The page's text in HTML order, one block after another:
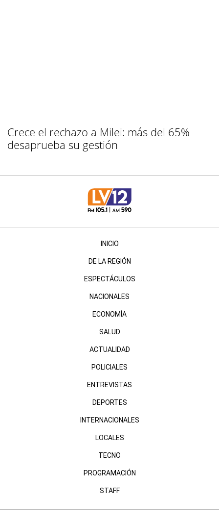
Crece el rechazo a Milei: más del 65%
desaprueba su gestión
INICIO
DE LA REGIÓN
ESPECTÁCULOS
NACIONALES
ECONOMÍA
SALUD
ACTUALIDAD
POLICIALES
ENTREVISTAS
DEPORTES
INTERNACIONALES
LOCALES
TECNO
PROGRAMACIÓN
STAFF